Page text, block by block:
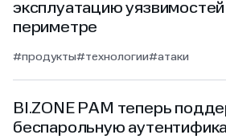
эксплуатацию
периметре
#продукты#технологии#атаки
BI.ZONE PAM теперь
беспарольную